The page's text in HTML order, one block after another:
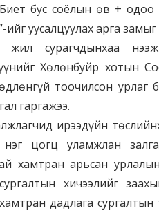
бус соёлын өв +
ийг уусалцуулах арга
жил сурагчдынхаа
Хөлөнбуйр хотын
тоочилсон урлаг
гаргажээ.
ирээдүйн
нэг цогц уламжлан
хамтран арьсан
хичээлийг
дадлага